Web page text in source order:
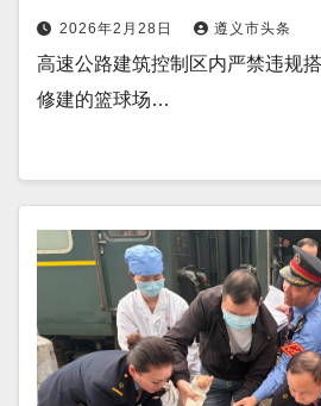
2026年2月28日 遵义市头条
高速公路建筑控制区内严禁违规
修建的篮球场…